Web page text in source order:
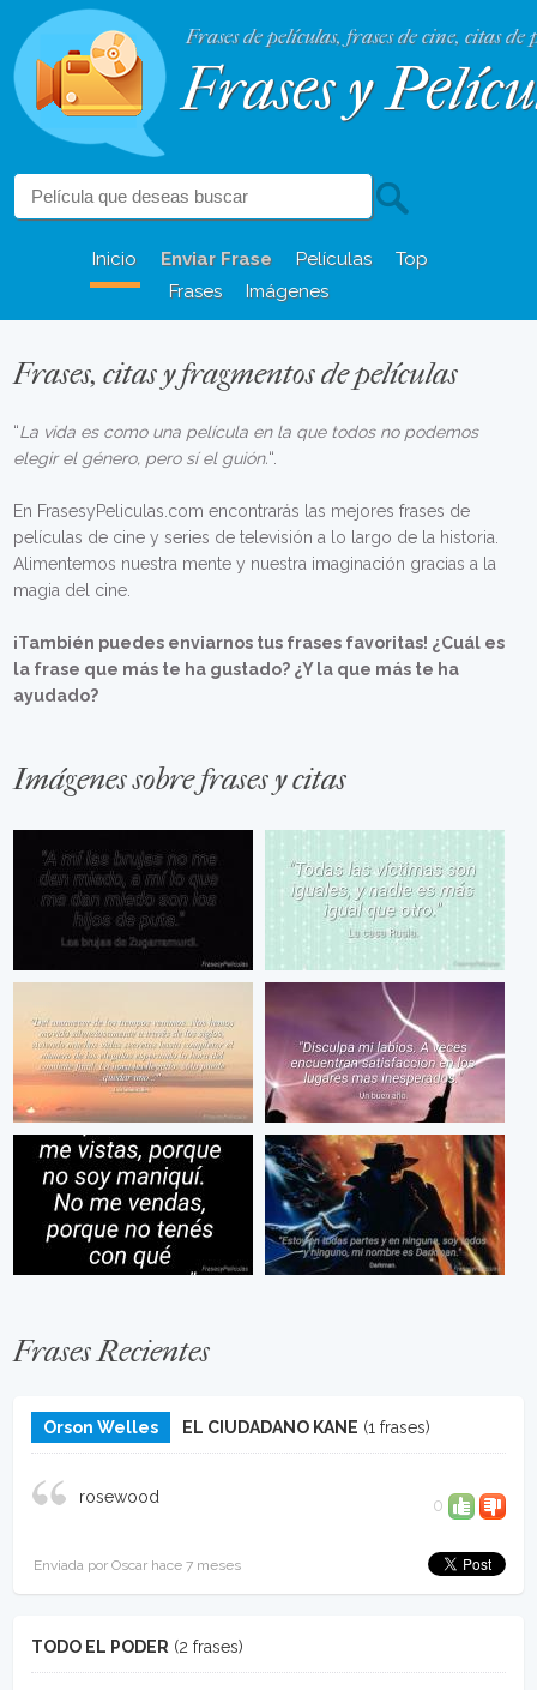
Frases de películas, frases de cine, citas de
Frases y
Inicio Enviar Frase Películas
Top
Frases
Imágenes
Frases, citas y fragmentos de películas
“La vida es como una película en la que todos no podemos
elegir el género, pero sí el guión.“.
En FrasesyPeliculas.com encontrarás las mejores frases de
películas de cine y series de televisión a lo largo de la historia.
Alimentemos nuestra mente y nuestra imaginación gracias a la
magia del cine.
¡También puedes enviarnos tus frases favoritas! ¿Cuál es
la frase que más te ha gustado? ¿Y la que más te ha
ayudado?
Imágenes sobre frases y citas
Frases Recientes
Orson Welles EL CIUDADANO KANE (1 frases)
rosewood 0
Enviada por Oscar hace 7 meses
TODO EL PODER (2 frases)